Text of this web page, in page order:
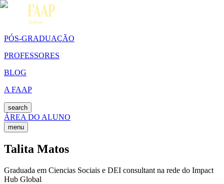
PÓS-GRADUAÇÃO
PROFESSORES
BLOG
A FAAP
search
ÁREA DO ALUNO
menu
Talita Matos
Graduada em Ciencias Sociais e DEI consultant na rede do Impact
Hub Global